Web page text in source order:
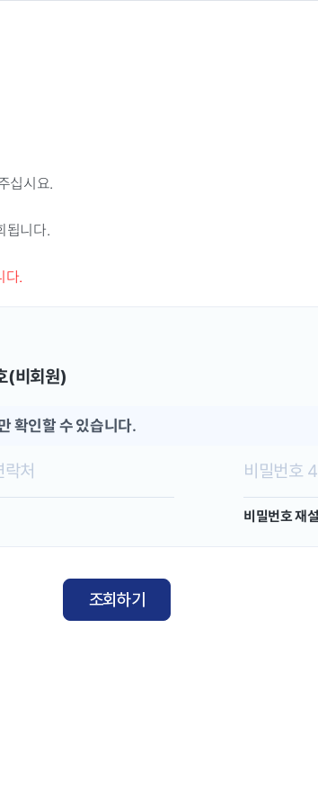
십시요.
됩니다.
다.
(비회원)
확인할 수 있습니다.
비밀번호 재
조회하기